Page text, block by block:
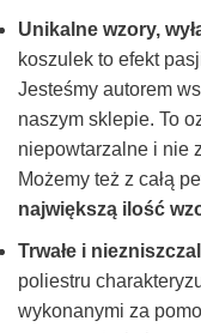
Unikalne wzory,
koszulek to efekt
Jesteśmy autorem
naszym sklepie. To
niepowtarzalne i nie
Możemy też z całą
największą ilość
Trwałe i
poliestru
wykonanymi za